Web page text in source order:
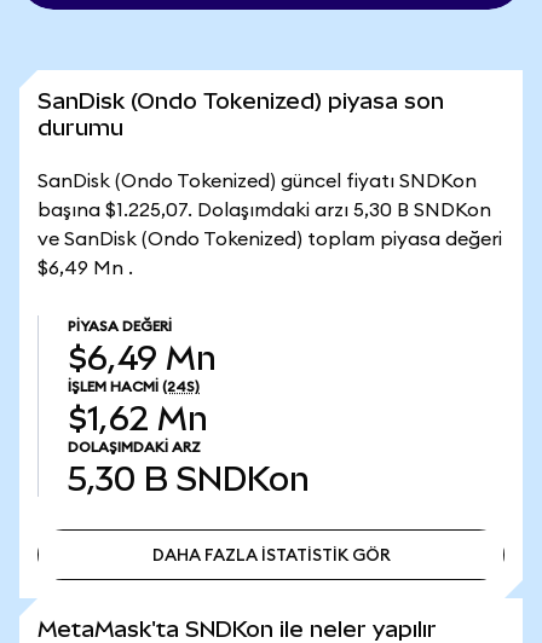
SanDisk (Ondo Tokenized) piyasa son
durumu
SanDisk (Ondo Tokenized) güncel fiyatı SNDKon
başına $1.225,07. Dolaşımdaki arzı 5,30 B SNDKon
ve SanDisk (Ondo Tokenized) toplam piyasa değeri
$6,49 Mn .
PIYASA DEĞERI
$6,49 Mn
İŞLEM HACMI (24S)
$1,62 Mn
DOLAŞIMDAKI ARZ
5,30 B SNDKon
DAHA FAZLA İSTATİSTİK GÖR
MetaMask'ta SNDKon ile neler yapılır